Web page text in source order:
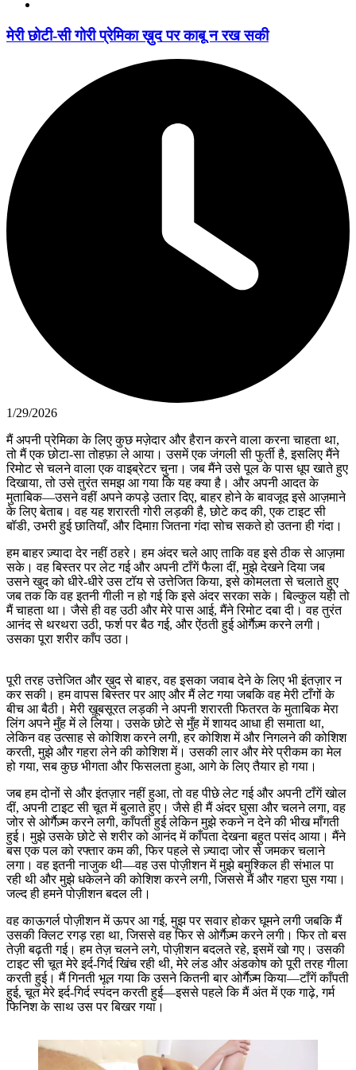
मेरी छोटी-सी गोरी प्रेमिका ख़ुद पर काबू न रख सकी
1/29/2026
मैं अपनी प्रेमिका के लिए कुछ मज़ेदार और हैरान करने वाला करना चाहता था,
तो मैं एक छोटा-सा तोहफ़ा ले आया। उसमें एक जंगली सी फुर्ती है, इसलिए मैंने
रिमोट से चलने वाला एक वाइब्रेटर चुना। जब मैंने उसे पूल के पास धूप खाते हुए
दिखाया, तो उसे तुरंत समझ आ गया कि यह क्या है। और अपनी आदत के
मुताबिक—उसने वहीं अपने कपड़े उतार दिए, बाहर होने के बावजूद इसे आज़माने
के लिए बेताब। वह यह शरारती गोरी लड़की है, छोटे कद की, एक टाइट सी
बॉडी, उभरी हुई छातियाँ, और दिमाग़ जितना गंदा सोच सकते हो उतना ही गंदा।
हम बाहर ज़्यादा देर नहीं ठहरे। हम अंदर चले आए ताकि वह इसे ठीक से आज़मा
सके। वह बिस्तर पर लेट गई और अपनी टाँगें फैला दीं, मुझे देखने दिया जब
उसने खुद को धीरे-धीरे उस टॉय से उत्तेजित किया, इसे कोमलता से चलाते हुए
जब तक कि वह इतनी गीली न हो गई कि इसे अंदर सरका सके। बिल्कुल यही तो
मैं चाहता था। जैसे ही वह उठी और मेरे पास आई, मैंने रिमोट दबा दी। वह तुरंत
आनंद से थरथरा उठी, फर्श पर बैठ गई, और ऐंठती हुई ओर्गैज़्म करने लगी।
उसका पूरा शरीर काँप उठा।
पूरी तरह उत्तेजित और ख़ुद से बाहर, वह इसका जवाब देने के लिए भी इंतज़ार न
कर सकी। हम वापस बिस्तर पर आए और मैं लेट गया जबकि वह मेरी टाँगों के
बीच आ बैठी। मेरी ख़ूबसूरत लड़की ने अपनी शरारती फितरत के मुताबिक मेरा
लिंग अपने मुँह में ले लिया। उसके छोटे से मुँह में शायद आधा ही समाता था,
लेकिन वह उत्साह से कोशिश करने लगी, हर कोशिश में और निगलने की कोशिश
करती, मुझे और गहरा लेने की कोशिश में। उसकी लार और मेरे प्रीकम का मेल
हो गया, सब कुछ भीगता और फिसलता हुआ, आगे के लिए तैयार हो गया।
जब हम दोनों से और इंतज़ार नहीं हुआ, तो वह पीछे लेट गई और अपनी टाँगें खोल
दीं, अपनी टाइट सी चूत में बुलाते हुए। जैसे ही मैं अंदर घुसा और चलने लगा, वह
जोर से ओर्गैज़्म करने लगी, काँपती हुई लेकिन मुझे रुकने न देने की भीख माँगती
हुई। मुझे उसके छोटे से शरीर को आनंद में काँपता देखना बहुत पसंद आया। मैंने
बस एक पल को रफ्तार कम की, फिर पहले से ज़्यादा जोर से जमकर चलाने
लगा। वह इतनी नाजुक थी—वह उस पोज़ीशन में मुझे बमुश्किल ही संभाल पा
रही थी और मुझे धकेलने की कोशिश करने लगी, जिससे मैं और गहरा घुस गया।
जल्द ही हमने पोज़ीशन बदल ली।
वह काऊगर्ल पोज़ीशन में ऊपर आ गई, मुझ पर सवार होकर घूमने लगी जबकि मैं
उसकी क्लिट रगड़ रहा था, जिससे वह फिर से ओर्गैज़्म करने लगी। फिर तो बस
तेज़ी बढ़ती गई। हम तेज़ चलने लगे, पोज़ीशन बदलते रहे, इसमें खो गए। उसकी
टाइट सी चूत मेरे इर्द-गिर्द खिंच रही थी, मेरे लंड और अंडकोष को पूरी तरह गीला
करती हुई। मैं गिनती भूल गया कि उसने कितनी बार ओर्गैज़्म किया—टाँगें काँपती
हुई, चूत मेरे इर्द-गिर्द स्पंदन करती हुई—इससे पहले कि मैं अंत में एक गाढ़े, गर्म
फिनिश के साथ उस पर बिखर गया।